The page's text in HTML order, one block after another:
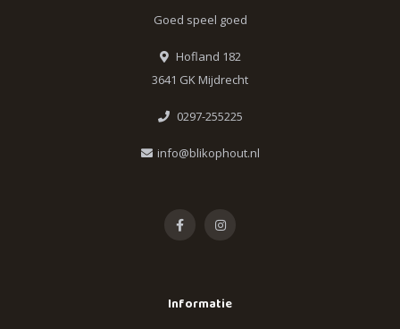
Goed speel goed
Hofland 182
3641 GK Mijdrecht
0297-255225
info@blikophout.nl
Informatie